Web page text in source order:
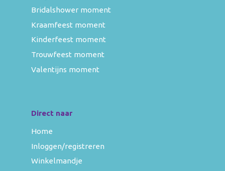
Bridalshower moment
Kraamfeest moment
Kinderfeest moment
Trouwfeest moment
Valentijns moment
Direct naar
Home
Inloggen/registreren
Winkelmandje